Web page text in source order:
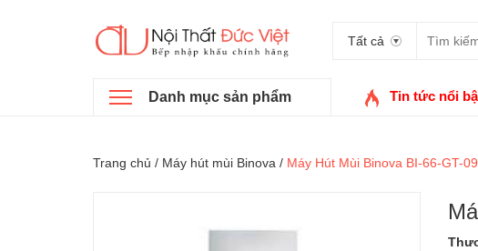
Tất cả
Danh mục sản phẩm Tin tức nổi
Trang chủ / Máy hút mùi Binova / Máy Hút Mùi Binova BI-66-GT-09